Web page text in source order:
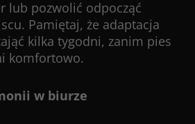
lub pozwolić odpocząć
Pamiętaj, że adaptacja
kilka tygodni, zanim pies
komfortowo.
w biurze